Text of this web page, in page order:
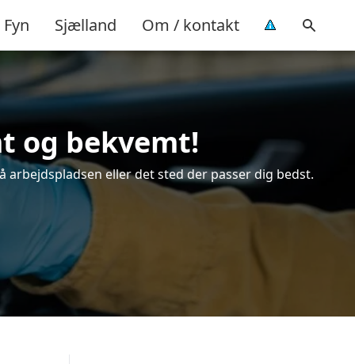
Fyn Sjælland Om / kontakt
og bekvemt!
eller det sted der passer dig bedst.